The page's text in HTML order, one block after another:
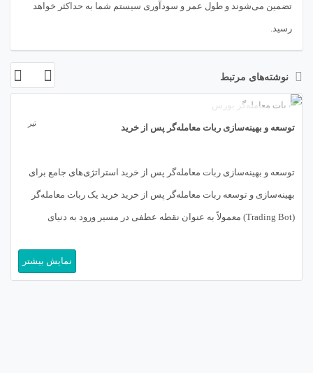
تضمین می‌شوند و طول عمر و سودآوری سیستم شما به حداکثر خواهد
رسید.
نوشته‌های مرتبط
توسعه و بهینه‌سازی ربات معامله‌گر پس از خرید
توسعه و بهینه‌سازی ربات معامله‌گر پس از خرید استراتژی‌های جامع برای
بهینه‌سازی و توسعه ربات معامله‌گر پس از خرید خرید یک ربات معامله‌گر
(Trading Bot) معمولاً به عنوان نقطه عطفی در مسیر ورود به دنیای
تیر
نمایش بیشتر